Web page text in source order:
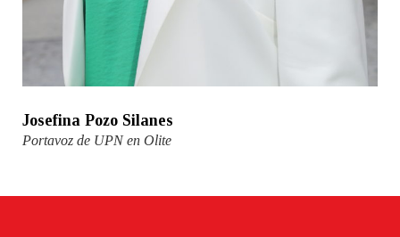
Josefina Pozo Silanes
Portavoz de UPN en Olite